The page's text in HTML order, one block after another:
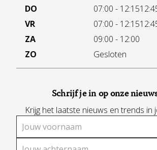
DO
07:00 - 12:15
VR
07:00 - 12:15
ZA
09:00 - 12:00
ZO
Gesloten
Schrijf je in op onze
Krijg het laatste nieuws en trends in